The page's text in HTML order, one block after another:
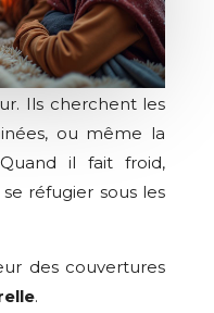
Ils cherchent les
ou même la
il fait froid,
réfugier sous les
des couvertures
.